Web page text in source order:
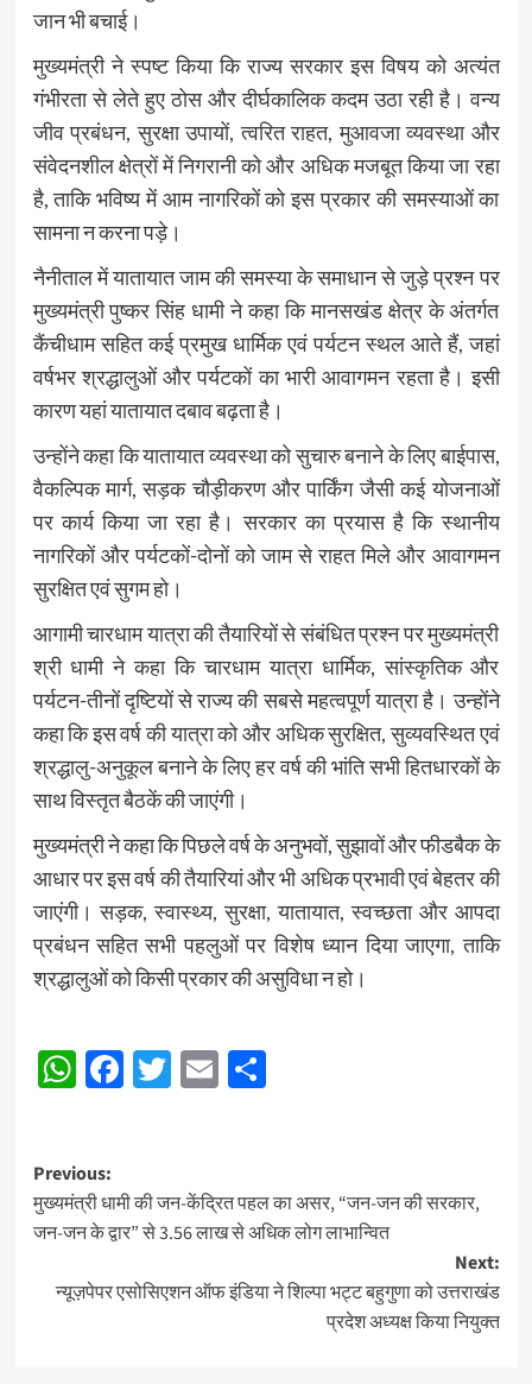
जान भी बचाई।
मुख्यमंत्री ने स्पष्ट किया कि राज्य सरकार इस विषय को अत्यंत
गंभीरता से लेते हुए ठोस और दीर्घकालिक कदम उठा रही है। वन्य
जीव प्रबंधन, सुरक्षा उपायों, त्वरित राहत, मुआवजा व्यवस्था और
संवेदनशील क्षेत्रों में निगरानी को और अधिक मजबूत किया जा रहा
है, ताकि भविष्य में आम नागरिकों को इस प्रकार की समस्याओं का
सामना न करना पड़े।
नैनीताल में यातायात जाम की समस्या के समाधान से जुड़े प्रश्न पर
मुख्यमंत्री पुष्कर सिंह धामी ने कहा कि मानसखंड क्षेत्र के अंतर्गत
कैंचीधाम सहित कई प्रमुख धार्मिक एवं पर्यटन स्थल आते हैं, जहां
वर्षभर श्रद्धालुओं और पर्यटकों का भारी आवागमन रहता है। इसी
कारण यहां यातायात दबाव बढ़ता है।
उन्होंने कहा कि यातायात व्यवस्था को सुचारु बनाने के लिए बाईपास,
वैकल्पिक मार्ग, सड़क चौड़ीकरण और पार्किंग जैसी कई योजनाओं
पर कार्य किया जा रहा है। सरकार का प्रयास है कि स्थानीय
नागरिकों और पर्यटकों-दोनों को जाम से राहत मिले और आवागमन
सुरक्षित एवं सुगम हो।
आगामी चारधाम यात्रा की तैयारियों से संबंधित प्रश्न पर मुख्यमंत्री
श्री धामी ने कहा कि चारधाम यात्रा धार्मिक, सांस्कृतिक और
पर्यटन-तीनों दृष्टियों से राज्य की सबसे महत्वपूर्ण यात्रा है। उन्होंने
कहा कि इस वर्ष की यात्रा को और अधिक सुरक्षित, सुव्यवस्थित एवं
श्रद्धालु-अनुकूल बनाने के लिए हर वर्ष की भांति सभी हितधारकों के
साथ विस्तृत बैठकें की जाएंगी।
मुख्यमंत्री ने कहा कि पिछले वर्ष के अनुभवों, सुझावों और फीडबैक के
आधार पर इस वर्ष की तैयारियां और भी अधिक प्रभावी एवं बेहतर की
जाएंगी। सड़क, स्वास्थ्य, सुरक्षा, यातायात, स्वच्छता और आपदा
प्रबंधन सहित सभी पहलुओं पर विशेष ध्यान दिया जाएगा, ताकि
श्रद्धालुओं को किसी प्रकार की असुविधा न हो।
Post
navigation
WhatsApp
Facebook
Twitter
EmailShare
Post
navigation
Previous:
मुख्यमंत्री धामी की जन-केंद्रित पहल का असर, “जन-जन की सरकार,
जन-जन के द्वार” से 3.56 लाख से अधिक लोग लाभान्वित
Next:
न्यूज़पेपर एसोसिएशन ऑफ इंडिया ने शिल्पा भट्ट बहुगुणा को उत्तराखंड
प्रदेश अध्यक्ष किया नियुक्त